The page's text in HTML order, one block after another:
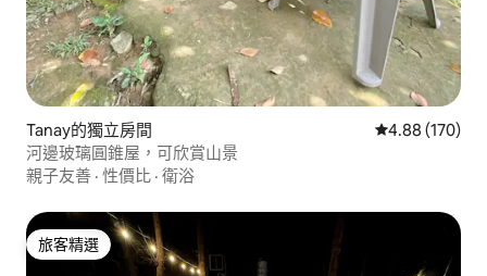
Tanay的獨立房間 從 170 則評價
4.88 (170)
河邊玻璃圓錐屋，可欣賞山景
親子友善 · 性價比 · 衛浴
旅客精選
旅客精選